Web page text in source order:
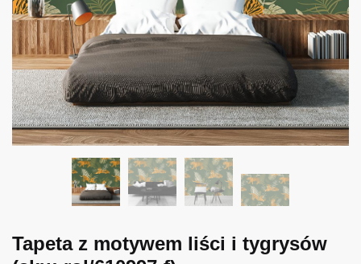
Tapeta z motywem liści i tygrysów